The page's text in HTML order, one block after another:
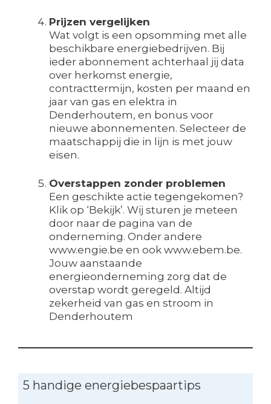
Prijzen vergelijken
Wat volgt is een opsomming met alle
beschikbare energiebedrijven. Bij
ieder abonnement achterhaal jij data
over herkomst energie,
contracttermijn, kosten per maand en
jaar van gas en elektra in
Denderhoutem, en bonus voor
nieuwe abonnementen. Selecteer de
maatschappij die in lijn is met jouw
eisen.
Overstappen zonder problemen
Een geschikte actie tegengekomen?
Klik op ‘Bekijk’. Wij sturen je meteen
door naar de pagina van de
onderneming. Onder andere
www.engie.be en ook www.ebem.be.
Jouw aanstaande
energieonderneming zorg dat de
overstap wordt geregeld. Altijd
zekerheid van gas en stroom in
Denderhoutem
5 handige energiebespaartips